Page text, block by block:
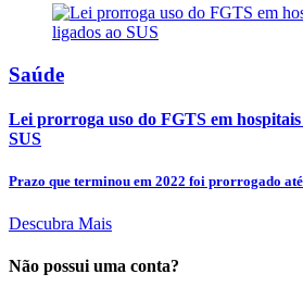
Saúde
Lei prorroga uso do FGTS em
SUS
Prazo que terminou em 2022 foi prorrogado
Descubra Mais
Não possui uma conta?